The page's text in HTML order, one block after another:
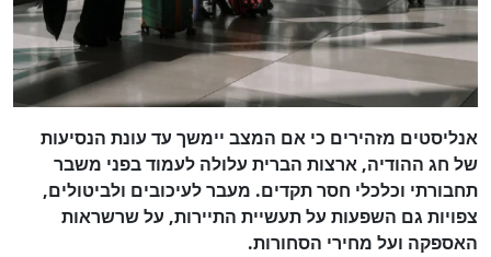
אנליסטים מזהירים כי אם המצב יימשך עד עונת הנסיעות
של חג ההודיה, ארצות הברית עלולה לעמוד בפני משבר
תחבורתי וכלכלי חסר תקדים. מעבר לעיכובים ולביטולים,
צפויות גם השפעות על תעשיית התיירות, על שרשראות
האספקה ועל מחירי הסחורות.